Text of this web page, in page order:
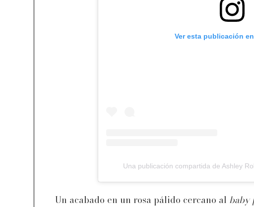
Ver esta publicación
Una publicación compartida de Ashley
Un acabado en un rosa pálido cercano al baby